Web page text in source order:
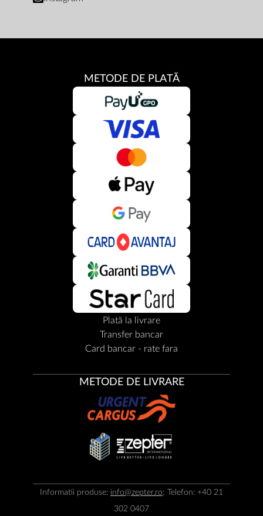
METODE DE PLATĂ
Plată la livrare
Transfer bancar
Card bancar - rate fara
METODE DE LIVRARE
Informatii produse: info@zepter.ro; Telefon: +40 21
302 0407